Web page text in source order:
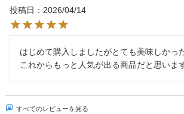
投稿日
2026/04/14
はじめて購入しましたがとても美味しかっ
これからもっと人気が出る商品だと思いま
すべてのレビューを見る